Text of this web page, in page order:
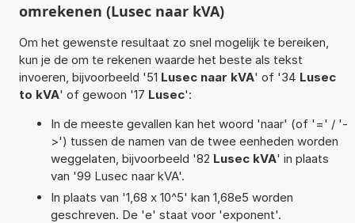
omrekenen (Lusec naar kVA)
Om het gewenste resultaat zo snel mogelijk te bereiken,
kun je de om te rekenen waarde het beste als tekst
invoeren, bijvoorbeeld '51 Lusec naar kVA' of '34 Lusec
to kVA' of gewoon '17 Lusec':
In de meeste gevallen kan het woord 'naar' (of '=' / '-
>') tussen de namen van de twee eenheden worden
weggelaten, bijvoorbeeld '82 Lusec kVA' in plaats
van '99 Lusec naar kVA'.
In plaats van '1,68 x 10^5' kan 1,68e5 worden
geschreven. De 'e' staat voor 'exponent'.